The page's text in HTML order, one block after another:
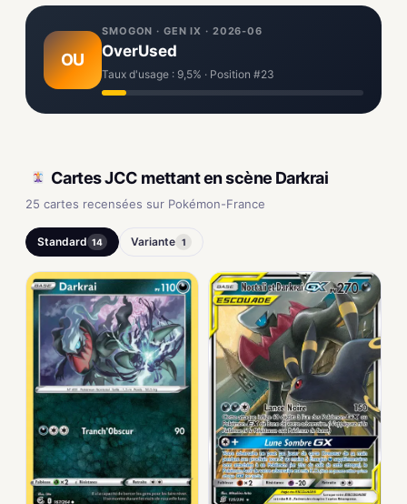
OU
SMOGON · GEN IX · 2026-06
OverUsed
Taux d'usage : 9,5% · Position #23
Cartes JCC mettant en scène Darkrai
25 cartes recensées sur Pokémon-France
Standard 14 Variante 1